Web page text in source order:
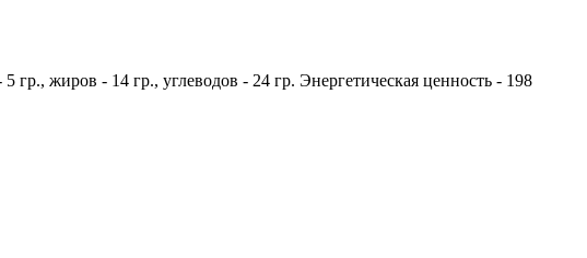
гр., жиров - 14 гр., углеводов - 24 гр. Энергетическая ценность - 198